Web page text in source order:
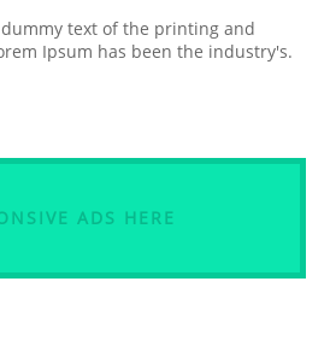
text of the printing and
Ipsum has been the industry's.
ADS HERE